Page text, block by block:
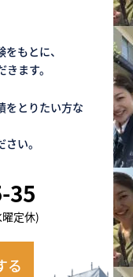
もとに、
ます。
をとりたい方な
い。
35
定休)
る